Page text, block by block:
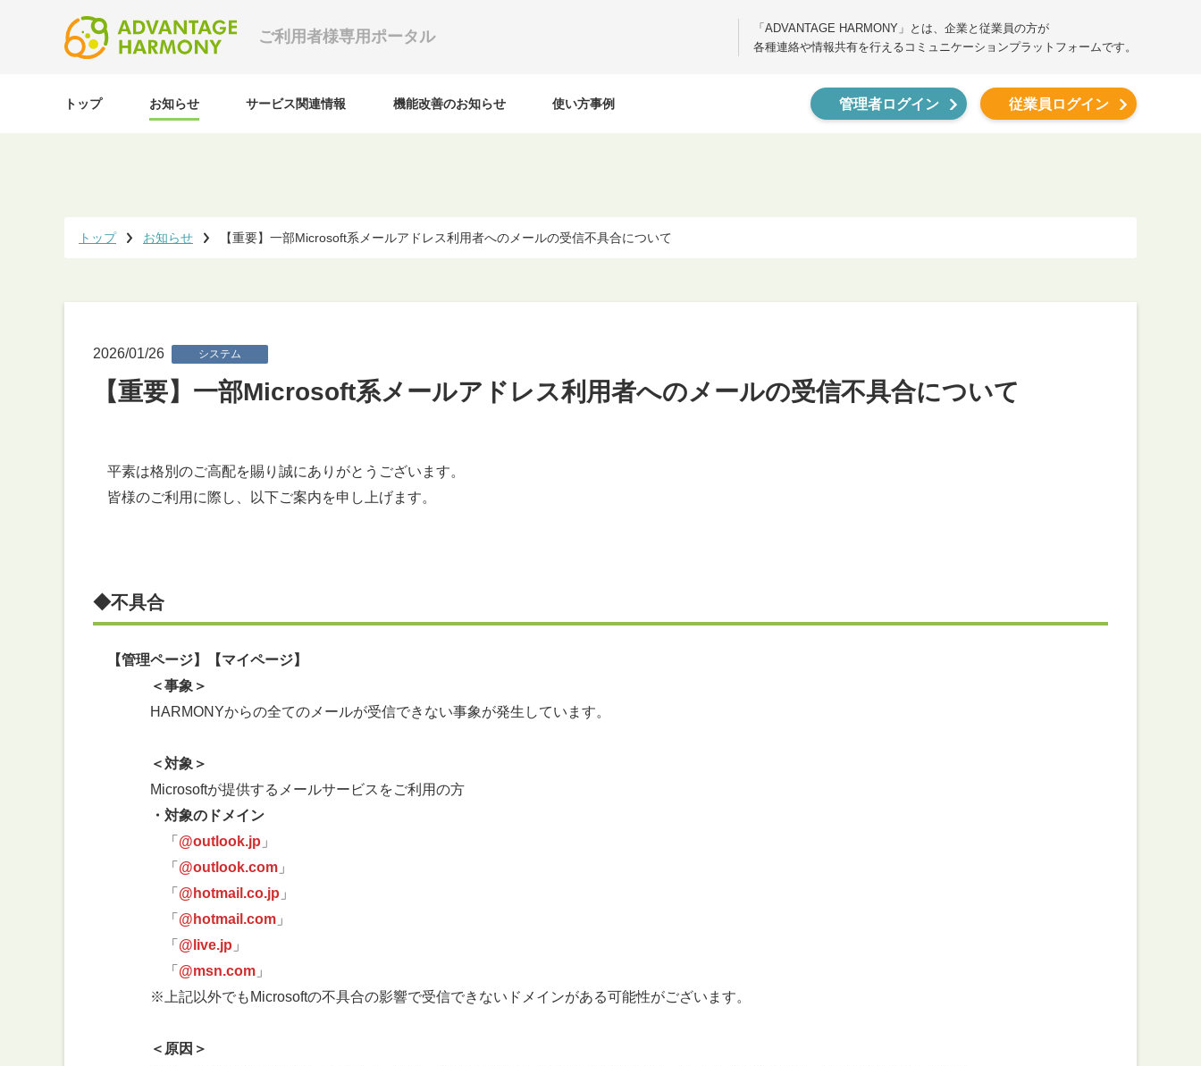
ご利用者様専用ポータル
「ADVANTAGE HARMONY」とは、企業と従業員の方が
各種連絡や情報共有を行えるコミュニケーションプラットフォームです。
トップ お知らせ サービス関連情報 機能改善のお知らせ 使い方事例 管理者ログイン 従業員ログイン
トップ お知らせ 【重要】一部Microsoft系メールアドレス利用者へのメールの受信不具合について
2026/01/26 システム
【重要】一部Microsoft系メールアドレス利用者へのメールの受信不具合について
平素は格別のご高配を賜り誠にありがとうございます。
皆様のご利用に際し、以下ご案内を申し上げます。
◆不具合
【管理ページ】【マイページ】
＜事象＞
HARMONYからの全てのメールが受信できない事象が発生しています。
＜対象＞
Microsoftが提供するメールサービスをご利用の方
・対象のドメイン
「 @outlook.jp 」
「 @outlook.com 」
「 @ hotmail.co.jp 」
「 @ hotmail.com 」
「 @ live.jp 」
「 @msn.com 」
※上記以外でもMicrosoftの不具合の影響で受信できないドメインがある可能性がございます。
＜原因＞